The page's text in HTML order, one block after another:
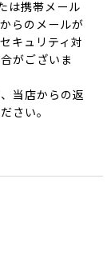
は携帯メール
らのメールが
キュリティ対
がございま
当店からの返
さい。